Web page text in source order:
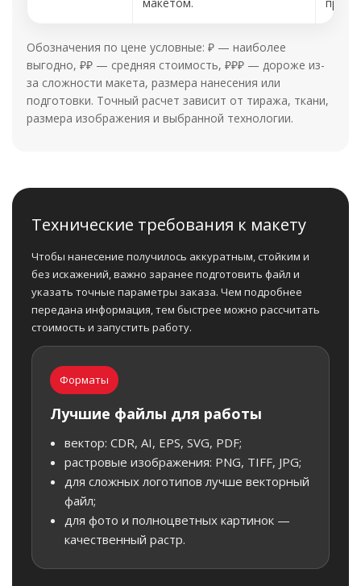
Обозначения по цене условные: ₽ — наиболее
выгодно, ₽₽ — средняя стоимость, ₽₽₽ — дороже из-
за сложности макета, размера нанесения или
подготовки. Точный расчет зависит от тиража, ткани,
размера изображения и выбранной технологии.
Технические требования к макету
Чтобы нанесение получилось аккуратным, стойким и
без искажений, важно заранее подготовить файл и
указать точные параметры заказа. Чем подробнее
передана информация, тем быстрее можно рассчитать
стоимость и запустить работу.
Форматы
Лучшие файлы для работы
вектор: CDR, AI, EPS, SVG, PDF;
растровые изображения: PNG, TIFF, JPG;
для сложных логотипов лучше векторный
файл;
для фото и полноцветных картинок —
качественный растр.